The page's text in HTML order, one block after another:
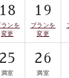
ご移動には
いたします。
分2000円）
18
ンを
変更
19
プランを
変更
25
満室
26
満室